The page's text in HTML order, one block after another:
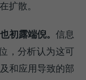
扩散。
初露端倪。信息
，分析认为这可
和应用导致的部